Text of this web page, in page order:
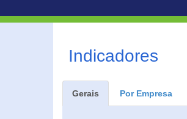
Indicadores
Gerais Por Empresa